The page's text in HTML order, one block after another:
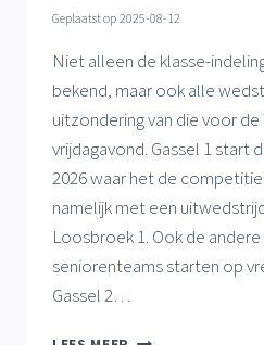
Geplaatst op 2025-08-12
Niet alleen de klasse-
bekend, maar ook alle
uitzondering van die voor
vrijdagavond. Gassel 1 start
2026 waar het de
namelijk met een
Loosbroek 1. Ook de
seniorenteams starten op
Gassel 2…
GASSEL